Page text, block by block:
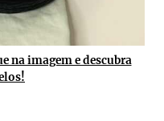
na imagem e descubra